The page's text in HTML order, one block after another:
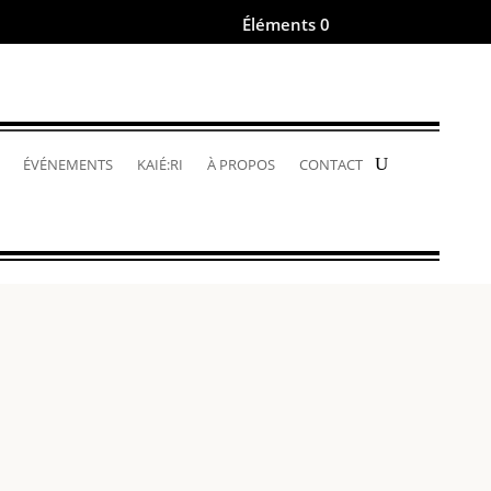
Éléments 0
ÉVÉNEMENTS KAIÉ:RI À PROPOS CONTACT